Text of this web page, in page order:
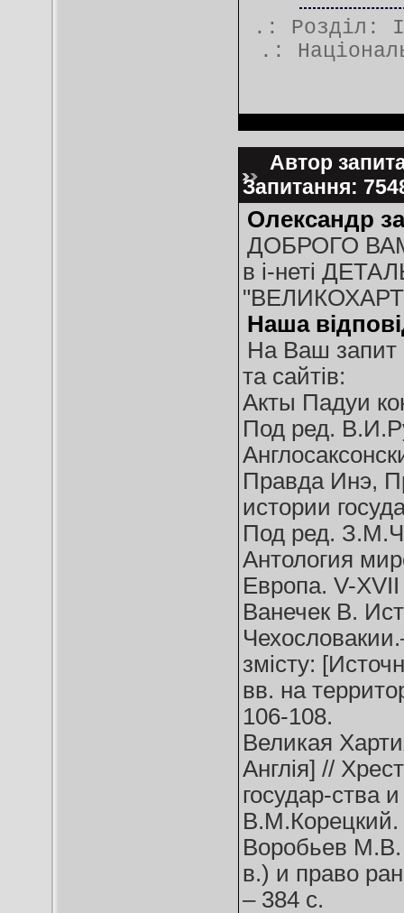
.: Розділ:
.:
Автор
Запитання:
Олександр
ДОБРОГО ВАМ
в і-неті
Наша
На Ваш запит
та сайтів:
Акты Падуи
Под ред.
Правда Инэ,
истории
Под ред.
Антология
Европа. V-
Ванечек В.
змісту:
вв. на
106-108.
Великая
Англія] //
государ-ства
Воробьев М.В.
в.) и право
– 384 с.